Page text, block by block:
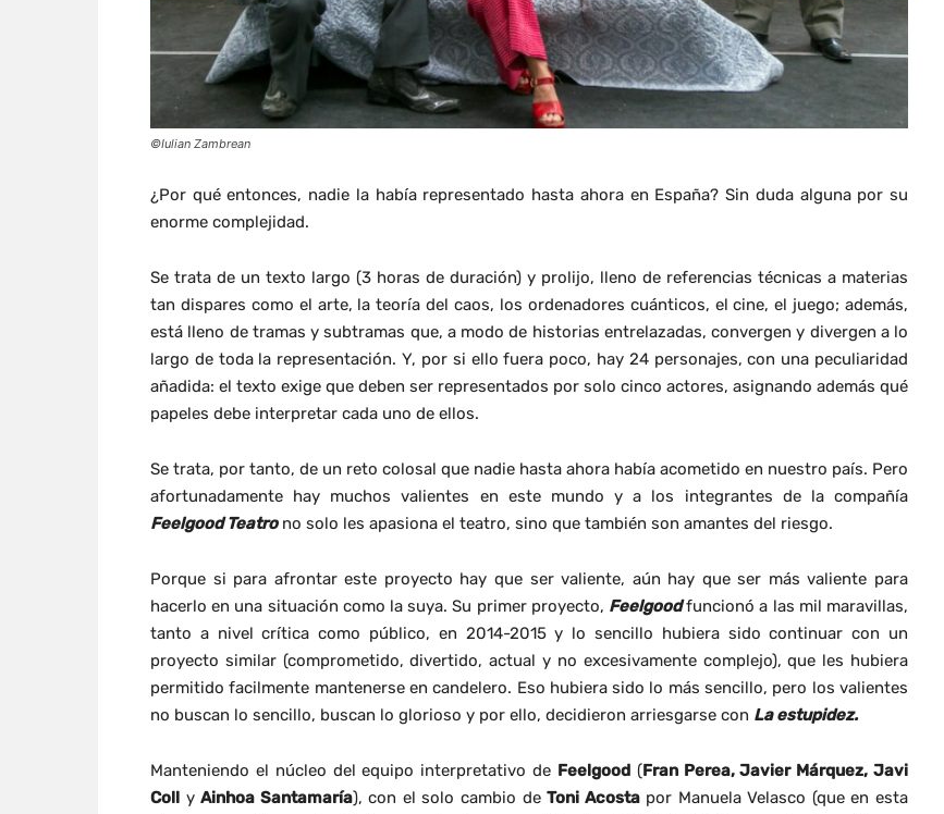
©Iulian Zambrean
¿Por qué entonces, nadie la había representado hasta ahora en España? Sin duda alguna por su
enorme complejidad.
Se trata de un texto largo (3 horas de duración) y prolijo, lleno de referencias técnicas a materias
tan dispares como el arte, la teoría del caos, los ordenadores cuánticos, el cine, el juego; además,
está lleno de tramas y subtramas que, a modo de historias entrelazadas, convergen y divergen a lo
largo de toda la representación. Y, por si ello fuera poco, hay 24 personajes, con una peculiaridad
añadida: el texto exige que deben ser representados por solo cinco actores, asignando además qué
papeles debe interpretar cada uno de ellos.
Se trata, por tanto, de un reto colosal que nadie hasta ahora había acometido en nuestro país. Pero
afortunadamente hay muchos valientes en este mundo y a los integrantes de la compañía
Feelgood Teatro no solo les apasiona el teatro, sino que también son amantes del riesgo.
Porque si para afrontar este proyecto hay que ser valiente, aún hay que ser más valiente para
hacerlo en una situación como la suya. Su primer proyecto, Feelgoodfuncionó a las mil maravillas,
tanto a nivel crítica como público, en 2014-2015 y lo sencillo hubiera sido continuar con un
proyecto similar (comprometido, divertido, actual y no excesivamente complejo), que les hubiera
permitido facilmente mantenerse en candelero. Eso hubiera sido lo más sencillo, pero los valientes
no buscan lo sencillo, buscan lo glorioso y por ello, decidieron arriesgarse con La estupidez.
Manteniendo el núcleo del equipo interpretativo de Feelgood(Fran Perea, Javier Márquez, Javi
Coll yAinhoa Santamaría), con el solo cambio deToni Acostapor Manuela Velasco (que en esta